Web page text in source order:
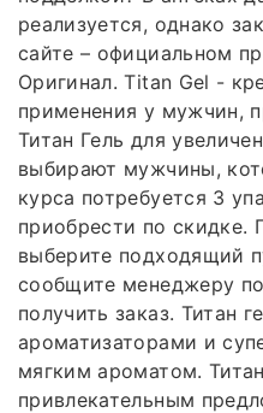
реализуется, однако
сайте – официальном
Оригинал. Titan Gel -
применения у мужчин,
Титан Гель для
выбирают мужчины,
курса потребуется 3
приобрести по скидке.
выберите подходящий
сообщите менеджеру
получить заказ. Титан
ароматизаторами и
мягким ароматом.
привлекательным